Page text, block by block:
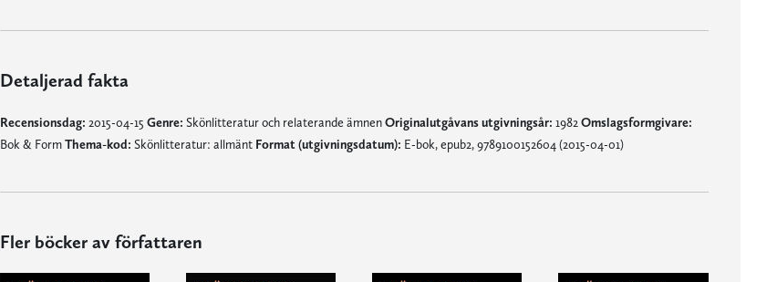
Detaljerad fakta
Recensionsdag: 2015-04-15 Genre: Skönlitteratur och relaterande ämnenOriginalutgåvans utgivningsår: 1982 Omslagsformgivare:
Bok & FormThema-kod: Skönlitteratur: allmänt Format (utgivningsdatum): E-bok, epub2, 9789100152604 (2015-04-01)
Fler böcker av författaren